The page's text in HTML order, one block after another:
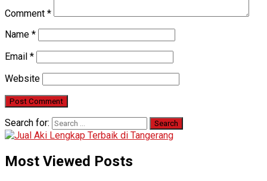
Comment *
Name *
Email *
Website
Search for:
Most Viewed Posts